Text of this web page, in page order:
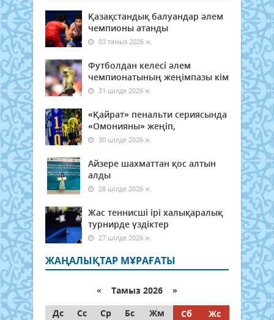
Қазақстандық балуандар әлем
чемпионы атанды
03 тамыз 2026 ж.
Футболдан келесі әлем
чемпионатының жеңімпазы кім
31 шілде 2026 ж.
«Қайрат» пенальти сериясында
«Омонияны» жеңіп,
30 шілде 2026 ж.
Айзере шахматтан қос алтын
алды
28 шілде 2026 ж.
Жас теннисші ірі халықаралық
турнирде үздіктер
27 шілде 2026 ж.
ЖАҢАЛЫҚТАР МҰРАҒАТЫ
« Тамыз 2026 »
Дс
Сс Ср Бс Жм Сб
Жс